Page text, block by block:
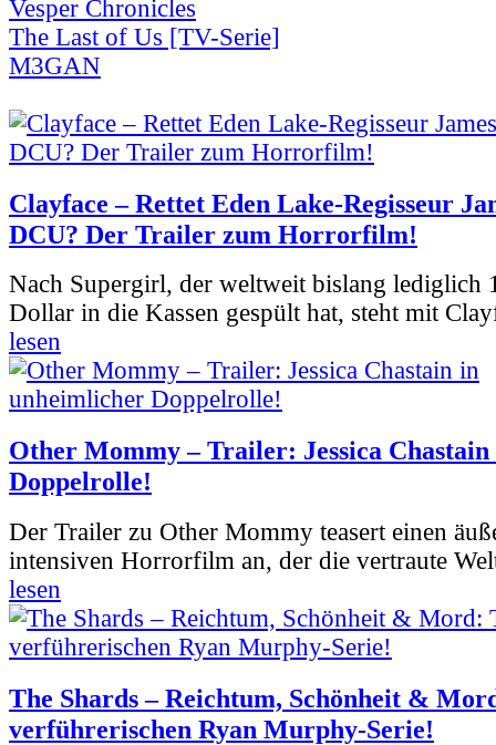
Vesper Chronicles
The Last of Us [TV-Serie]
M3GAN
Clayface – Rettet Eden Lake-Regisseur
DCU? Der Trailer zum Horrorfilm!
Nach Supergirl, der weltweit bislang lediglich
Dollar in die Kassen gespült hat, steht mit
lesen
Other Mommy – Trailer: Jessica
Doppelrolle!
Der Trailer zu Other Mommy teasert einen
intensiven Horrorfilm an, der die vertraute
lesen
The Shards – Reichtum, Schönheit &
verführerischen Ryan Murphy-Serie!